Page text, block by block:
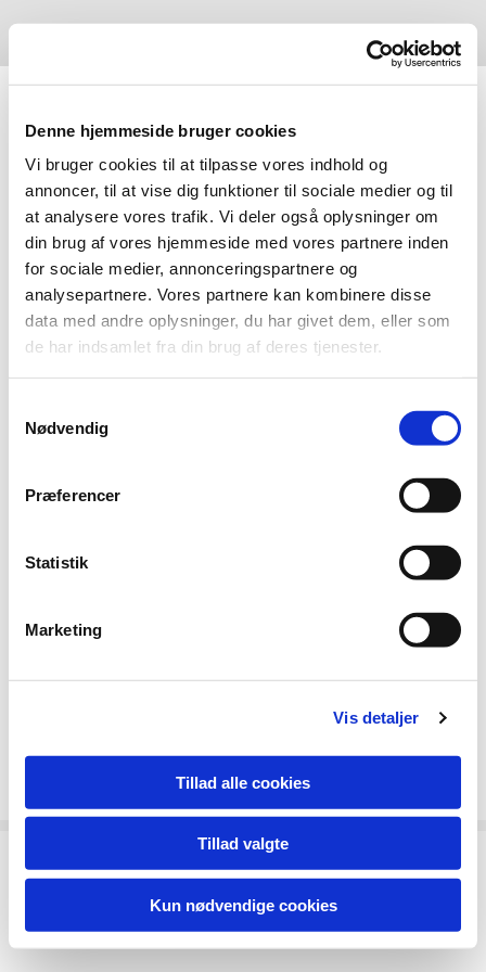
Denne hjemmeside bruger cookies
Vi bruger cookies til at tilpasse vores indhold og
annoncer, til at vise dig funktioner til sociale medier og til
at analysere vores trafik. Vi deler også oplysninger om
din brug af vores hjemmeside med vores partnere inden
for sociale medier, annonceringspartnere og
analysepartnere. Vores partnere kan kombinere disse
data med andre oplysninger, du har givet dem, eller som
de har indsamlet fra din brug af deres tjenester.
Nødvendig
Præferencer
Statistik
Marketing
Vis detaljer
Tillad alle cookies
Tillad valgte
Kun nødvendige cookies